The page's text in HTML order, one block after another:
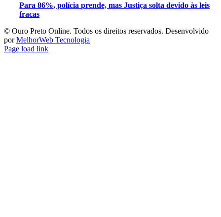
Para 86%, polícia prende, mas Justiça solta devido às leis
fracas
©️ Ouro Preto Online. Todos os direitos reservados. Desenvolvido
porMelhorWeb Tecnologia
Page load link